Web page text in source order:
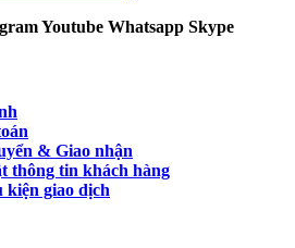
Youtube Whatsapp Skype
& Giao nhận
thông tin khách hàng
giao dịch